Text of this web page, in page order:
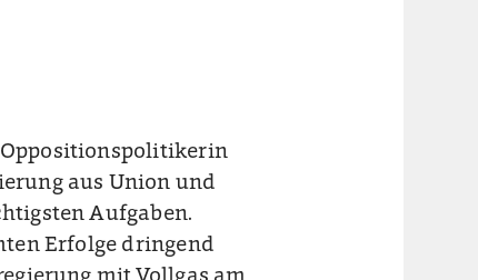
Oppositionspolitikerin
aus Union und
Aufgaben.
Erfolge dringend